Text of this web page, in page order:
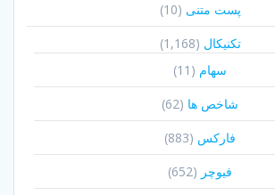
پست متنی (10)
تکنیکال (1,168)
سهام (11)
شاخص ها (62)
فارکس (883)
فیوچر (652)